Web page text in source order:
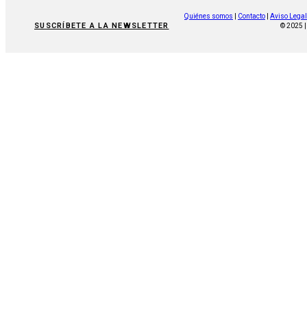
SUSCRÍBETE A LA NEWSLETTER
Quiénes somos Contacto
Aviso Legal
© 2025